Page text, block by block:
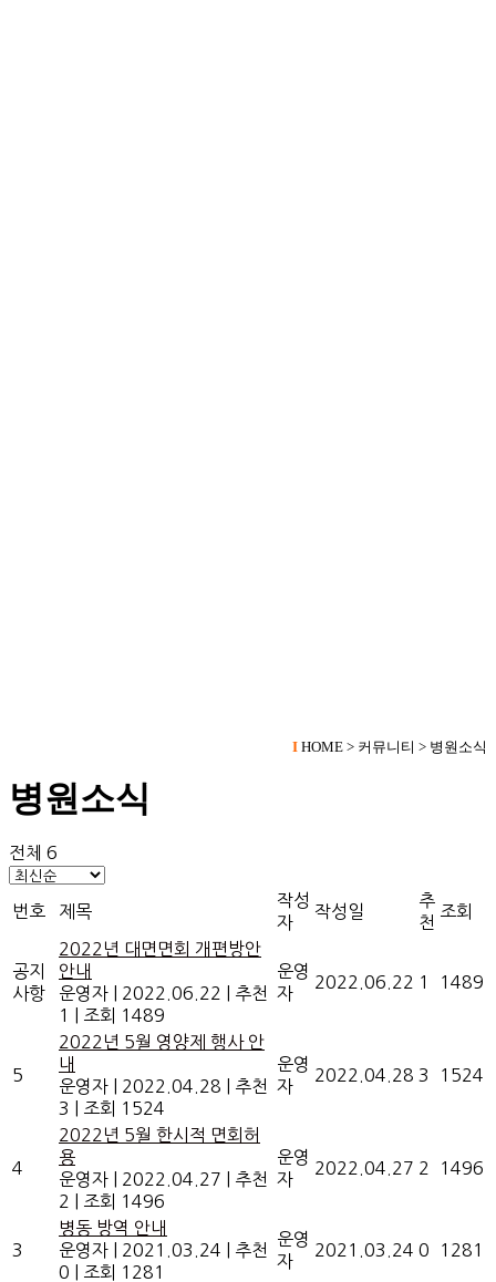
I HOME > 커뮤니티 > 병원소식
병원소식
전체 6
번호 제목
작성
자
작성일
추
천
조회
공지
사항
2022년 대면면회 개편방안
안내
운영자
2022.06.22
추천
1
조회 1489
운영
자
2022.06.22 1 1489
5
2022년 5월 영양제 행사 안
내
운영자
2022.04.28
추천
3
조회 1524
운영
자
2022.04.28 3 1524
4
2022년 5월 한시적 면회허
용
운영자
2022.04.27
추천
2
조회 1496
운영
자
2022.04.27 2 1496
3
병동 방역 안내
운영자
2021.03.24
추천
0
조회 1281
운영
자
2021.03.24 0 1281